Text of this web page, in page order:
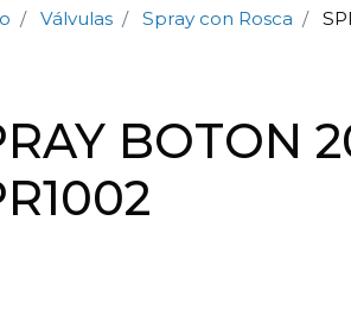
Válvulas Spray con Rosca
BOTON